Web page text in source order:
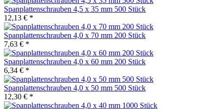
Spanplattenschrauben 4,5 x 35 mm 500 Stück
12,13 € *
Spanplattenschrauben 4,0 x 70 mm 200 Stück
7,63 € *
Spanplattenschrauben 4,0 x 60 mm 200 Stück
6,34 € *
Spanplattenschrauben 4,0 x 50 mm 500 Stück
12,30 € *